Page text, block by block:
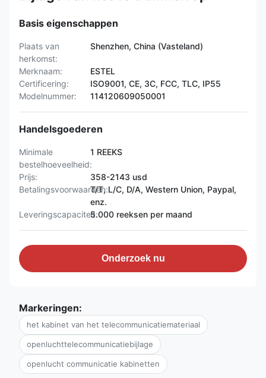
Basis eigenschappen
Plaats van
herkomst:
Shenzhen, China (Vasteland)
Merknaam:
ESTEL
Certificering:
ISO9001, CE, 3C, FCC, TLC, IP55
Modelnummer:
114120609050001
Handelsgoederen
Minimale
bestelhoeveelheid:
1 REEKS
Prijs:
358-2143 usd
Betalingsvoorwaarden:T/T, L/C, D/A, Western Union, Paypal,
enz.
Leveringscapaciteit:5.000 reeksen per maand
Onderzoek nu
Markeringen:
het kabinet van het telecommunicatiemateriaal
openluchttelecommunicatiebijlage
openlucht communicatie kabinetten